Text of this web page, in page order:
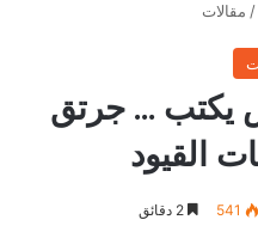
/ مقالات
يكتب … جرتق
القيود
541 2 دقائق